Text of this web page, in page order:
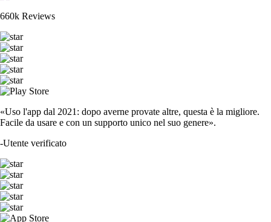
660k Reviews
«Uso l'app dal 2021: dopo averne provate altre, questa è la migliore.
Facile da usare e con un supporto unico nel suo genere».
-Utente verificato